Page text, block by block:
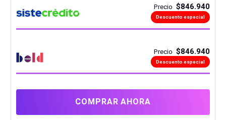
Precio $846.940
Descuento especial
Precio $846.940
Descuento especial
COMPRAR AHORA